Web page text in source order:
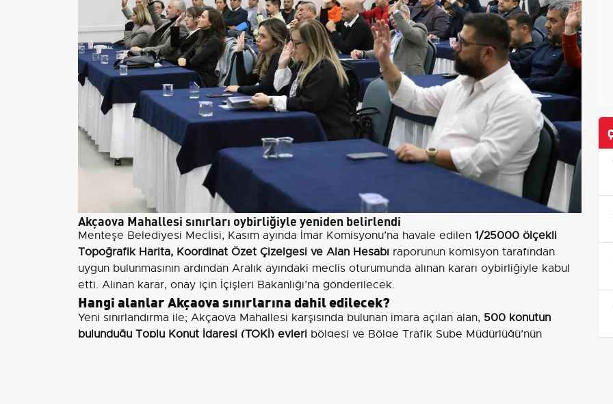
Akçaova Mahallesi sınırları oybirliğiyle yeniden belirlendi
Menteşe Belediyesi Meclisi, Kasım ayında İmar Komisyonu’na havale edilen 1/25000 ölçekli
Topoğrafik Harita, Koordinat Özet Çizelgesi ve Alan Hesabı raporunun komisyon tarafından
uygun bulunmasının ardından Aralık ayındaki meclis oturumunda alınan kararı oybirliğiyle kabul
etti. Alınan karar, onay için İçişleri Bakanlığı’na gönderilecek.
Hangi alanlar Akçaova sınırlarına dahil edilecek?
Yeni sınırlandırma ile; Akçaova Mahallesi karşısında bulunan imara açılan alan, 500 konutun
bulunduğu Toplu Konut İdaresi (TOKİ) evleri bölgesi ve Bölge Trafik Şube Müdürlüğü’nün